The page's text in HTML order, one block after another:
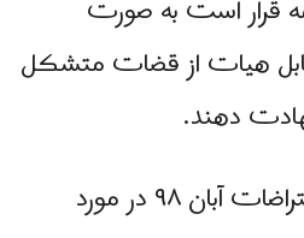
قرار است به صورت
هیات از قضات متشکل
دهند.
خانواده های قربانیان اعتراضات آبان ۹۸ در مورد